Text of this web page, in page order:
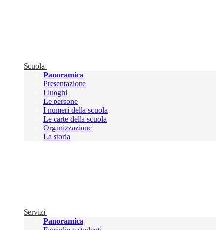
Scuola
Panoramica
Presentazione
I luoghi
Le persone
I numeri della scuola
Le carte della scuola
Organizzazione
La storia
Servizi
Panoramica